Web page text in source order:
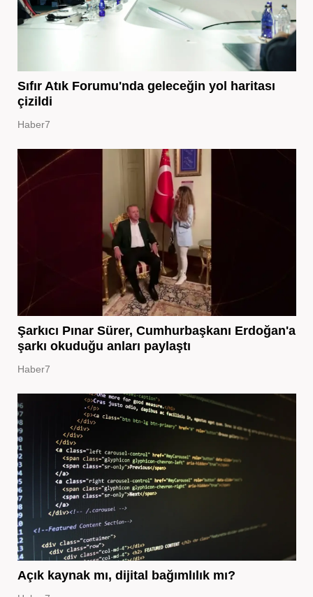
Sıfır Atık Forumu'nda geleceğin yol haritası
çizildi
Haber7
Şarkıcı Pınar Sürer, Cumhurbaşkanı Erdoğan'a
şarkı okuduğu anları paylaştı
Haber7
Açık kaynak mı, dijital bağımlılık mı?